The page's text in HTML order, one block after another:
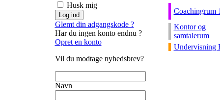
Husk mig
Glemt din adgangskode ?
Har du ingen konto endnu ?
Opret en konto
Vil du modtage nyhedsbrev?
Navn
Coachingrum
Kontor og
samtalerum
Undervisning